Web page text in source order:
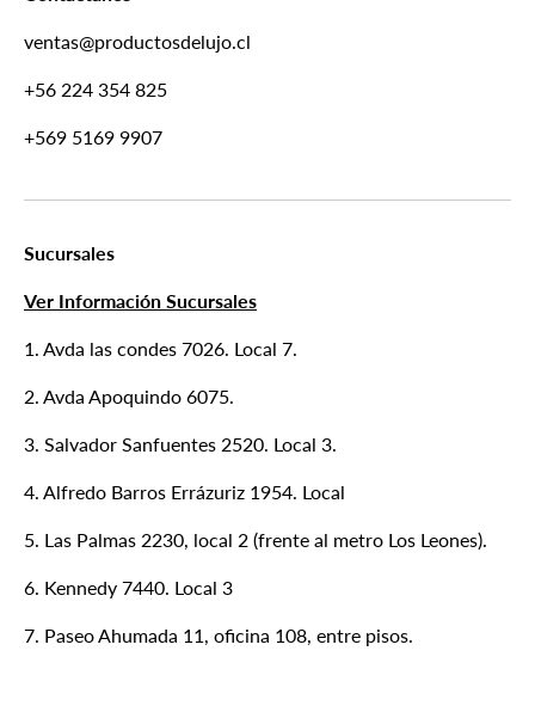
ventas@productosdelujo.cl
+56 224 354 825
+569 5169 9907
Sucursales
Ver Información Sucursales
1. Avda las condes 7026. Local 7.
2. Avda Apoquindo 6075.
3. Salvador Sanfuentes 2520. Local 3.
4. Alfredo Barros Errázuriz 1954. Local
5. Las Palmas 2230, local 2 (frente al metro Los Leones).
6. Kennedy 7440. Local 3
7. Paseo Ahumada 11, oficina 108, entre pisos.